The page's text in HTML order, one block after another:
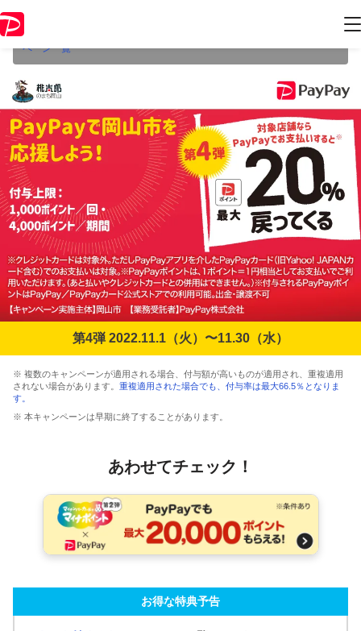
ジ内の情報はキャンペーン終了時点のものになります。
ペーン一覧
第4弾 2022.11.1（火）〜11.30（水）
※ 複数のキャンペーンが適用される場合、付与額が高いものが適用され、重複適用
されない場合があります。 重複適用された場合でも、付与率は最大66.5％となりま
す。
※ 本キャンペーンは早期に終了することがあります。
あわせてチェック！
お得な特典予告